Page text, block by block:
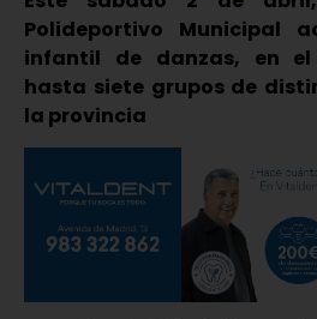
Polideportivo Municipal
infantil de danzas, en
hasta siete grupos de
la provincia